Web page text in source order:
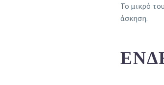
Το μικρό
άσκηση.